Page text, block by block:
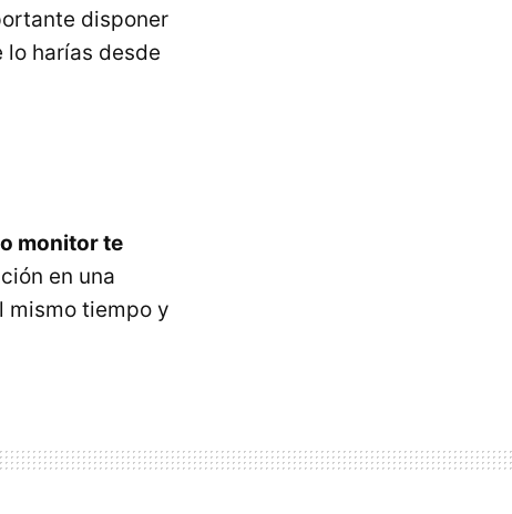
disponer
lo harías desde
monitor te
en una
mismo tiempo y